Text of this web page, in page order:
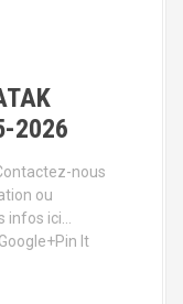
2026
nous
ou
infos ici…
It